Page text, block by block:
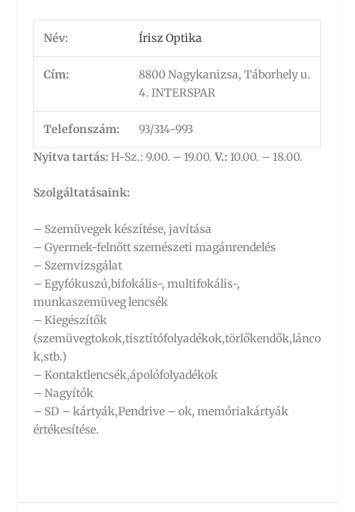
Név: Írisz Optika
Cím:
8800 Nagykanizsa, Táborhely u.
4. INTERSPAR
Telefonszám:
93/314-993
Nyitva tartás: H-Sz.: 9.00. – 19.00.V.: 10.00. – 18.00.
Szolgáltatásaink:
– Szemüvegek készítése, javítása
– Gyermek-felnőtt szemészeti magánrendelés
– Szemvizsgálat
– Egyfókuszú,bifokális-, multifokális-,
munkaszemüveg lencsék
– Kiegészítők
(szemüvegtokok,tisztítófolyadékok,törlőkendők,lánco
k,stb.)
– Kontaktlencsék,ápolófolyadékok
– Nagyítók
– SD – kártyák,Pendrive – ok, memóriakártyák
értékesítése.